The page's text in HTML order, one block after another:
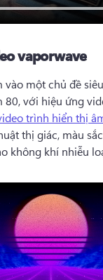
vaporwave
vào một chủ đề
trình hiển thị
thị giác, màu
không khí nhiễu